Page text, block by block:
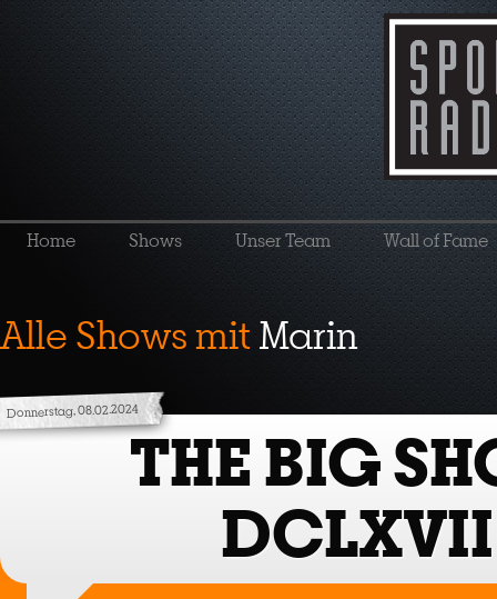
Home Shows Unser Team Wall of Fame
Alle Shows mitMarin
Donnerstag, 08.02.2024
THE BIG
DCLXVII